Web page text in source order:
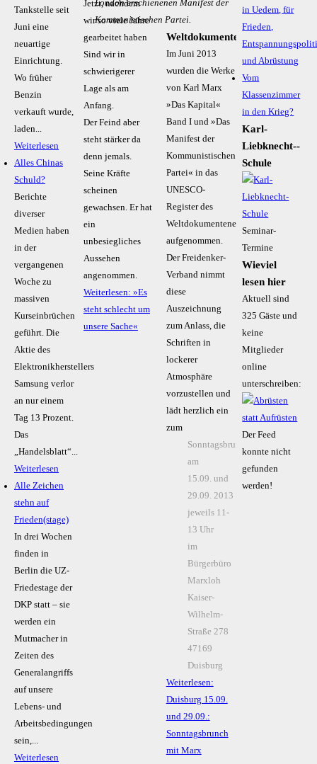
Tankstelle seit
Juni eine
neuartige
Einrichtung.
Wo früher
Benzin
verkauft wurde,
laden...
Weiterlesen
Alles Chinas
Schuld?
Berichte
diverser
Medien haben
in der
vergangenen
Woche zu
massiven
Kurseinbrüchen
geführt. Die
Aktie des
Elektronikherstellers
Samsung verlor
an nur einem
Tag 13 Prozent.
Das
„Handelsblatt“...
Weiterlesen
Alle Zeichen
stehn auf
Frieden(stage)
In drei Wochen
finden in
Berlin die UZ-
Friedestage der
DKP statt – sie
werden ein
Mutmacher in
Zeiten des
Generalangriffs
auf unsere
Lebens- und
Arbeitsbedingungen
sein,...
Weiterlesen
Jetzt, nachdem
wir so viele Jahre
gearbeitet haben
Sind wir in
schwierigerer
Lage als am
Anfang.
Der Feind aber
steht stärker da
denn jemals.
Seine Kräfte
scheinen
gewachsen. Er hat
ein
unbesiegliches
Aussehen
angenommen.
Weiterlesen: »Es
steht schlecht um
unsere Sache«
London erschienenen Manifest der
Kommunistischen Partei.
Weltdokumentenerbe
Im Juni 2013
wurden die Werke
von Karl Marx
»Das Kapital«
Band I und »Das
Manifest der
Kommunistischen
Partei« in das
UNESCO-
Register des
Weltdokumentenerbes
aufgenommen.
Der Freidenker-
Verband nimmt
diese
Auszeichnung
zum Anlass, die
Schriften in
lockerer
Atmosphäre
vorzustellen und
lädt herzlich ein
zum
Sonntagsbrunch
am
15.09. und
29.09. 2013
jeweils 11-
13 Uhr
im
Bürgerbüro
Marxloh
Kaiser-
Wilhelm-
Straße 278
47169
Duisburg
Weiterlesen:
Duisburg 15.09.
und 29.09.:
Sonntagsbrunch
mit Marx
in Uedem, für
Frieden,
und Abrüstung
Vom
Klassenzimmer
in den Krieg?
Karl-
Liebknecht-­
Schule
Seminar-
Termine
Wieviel
lesen hier
Aktuell sind
325 Gäste und
keine
Mitglieder
online
unterschreiben:
Der Feed
konnte nicht
gefunden
werden!